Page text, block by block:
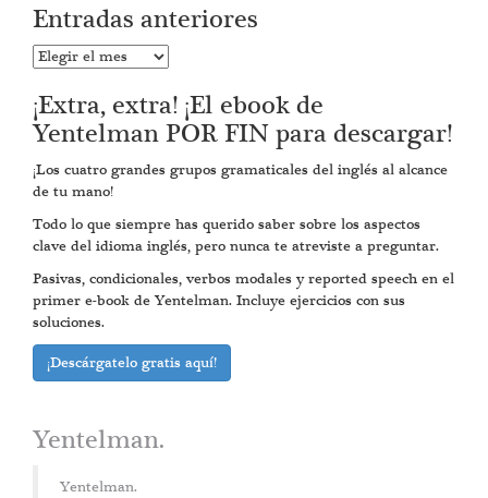
Entradas anteriores
Entradas
¡Extra, extra! ¡El ebook de
Yentelman POR FIN para descargar!
¡Los cuatro grandes grupos gramaticales del inglés al alcance
de tu mano!
Todo lo que siempre has querido saber sobre los aspectos
clave del idioma inglés, pero nunca te atreviste a preguntar.
Pasivas, condicionales, verbos modales y reported speech en el
primer e-book de Yentelman. Incluye ejercicios con sus
soluciones.
¡Descárgatelo gratis aquí!
Yentelman.
Yentelman.